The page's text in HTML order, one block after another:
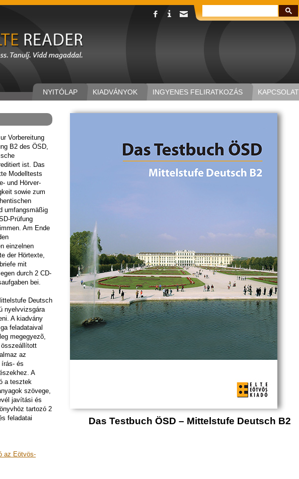
KAPCSOLAT
INGYENES FELIRATKOZÁS
KIADVÁNYOK
NYITÓLAP
Vorbereitung
B2 des ÖSD,
ist. Das
Modelltests
und Hörver-
sowie zum
umfangsmäßig
Prüfung
Am Ende
einzelnen
der Hörtexte,
mit
durch 2 CD-
bei.
Deutsch
nyelvvizsgára
A kiadvány
feladataival
megegyezõ,
az
és
A
a tesztek
szövege,
javítási és
tartozó 2
feladatai
az Eötvös-
Das Testbuch ÖSD – Mittelstufe Deutsch B2